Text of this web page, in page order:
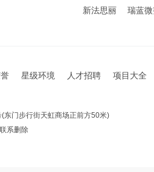
新法思丽 瑞蓝
星级环境 人才招聘 项目大全
东门步行街天虹商场正前方50米)
系删除